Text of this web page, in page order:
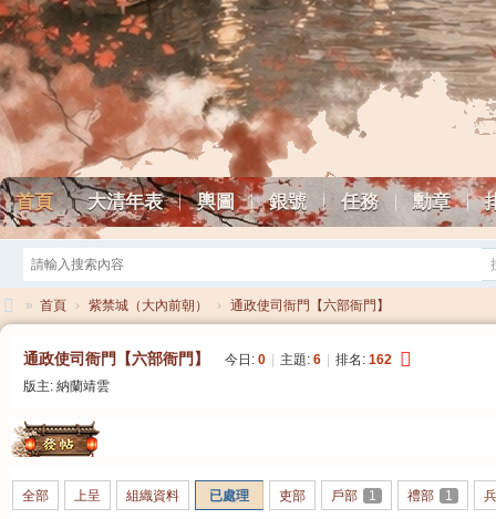
首頁 大清年表 輿圖 銀號 任務 勳章
大
國
» 首頁 › 紫禁城（大內前朝） › 通政使司衙門【六部衙門】
通政使司衙門【六部衙門】 今日: 0 主題: 6 排名: 162
版主: 納蘭靖雲
發帖
全部 上呈 組織資料 已處理 吏部 戶部 1 禮部 1